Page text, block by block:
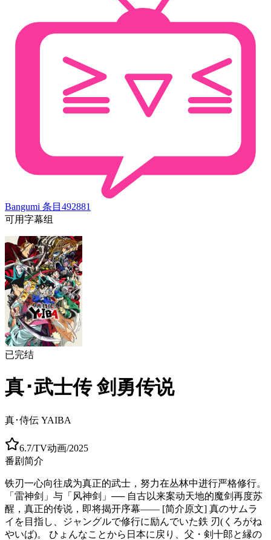
Bangumi 条目 492881
可用字幕组
已完结
真･武士传 剑勇传说
真･侍伝 YAIBA
6.7/TV动画/2025
番剧简介
铁刃一心向往成为真正的武士，努力在丛林中进行严格修行。
「雷神剑」与「风神剑」── 自古以来案动天地的魔剑再度苏
醒，真正的传说，即将揭开序幕—— [简介原文] 真のサムラ
イを目指し、ジャングルで修行に励んでいた鉄 刃(くろがね
やいば)。 ひょんなことから日本に戻り、父・剣十郎と縁の